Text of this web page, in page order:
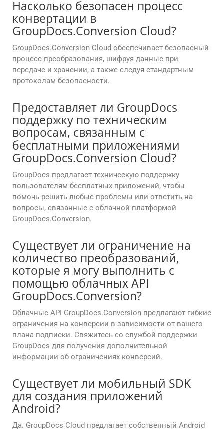
Насколько безопасен процесс
конвертации в
GroupDocs.Conversion Cloud?
GroupDocs.Conversion Cloud обеспечивает безопасный
процесс преобразования, шифруя данные при
передаче и хранении, а также следуя стандартным
протоколам безопасности.
Предоставляет ли GroupDocs
поддержку по техническим
вопросам, связанным с
бесплатными приложениями
GroupDocs.Conversion Cloud?
GroupDocs предлагает техническую поддержку
пользователям бесплатных приложений, чтобы
помочь решить любые проблемы или ответить на
вопросы, связанные с облачной платформой
GroupDocs.Conversion.
Существует ли ограничение на
количество преобразований,
которые я могу выполнить с
помощью облачных API
GroupDocs.Conversion?
Облачные API GroupDocs.Conversion предлагают гибкие
ограничения на конверсии в зависимости от вашего
плана подписки. Свяжитесь со службой поддержки
GroupDocs для получения дополнительной
информации об ограничениях конверсий.
Существует ли мобильный SDK
для создания приложений
Android?
Да. GroupDocs Cloud предлагает собственный Android